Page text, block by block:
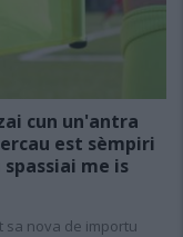
cun un'antra
est sèmpiri
me is
sa nova de importu